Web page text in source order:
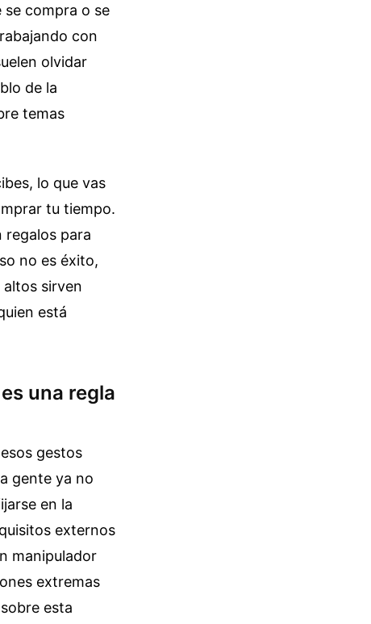
se compra o se
con
olvidar
de la
temas
lo que vas
tu tiempo.
regalos para
no es éxito,
altos sirven
está
una regla
gestos
gente ya no
en la
externos
manipulador
extremas
esta